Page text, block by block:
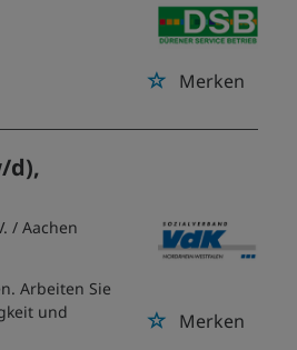
Merken
d),
Merken
/ Aachen
Arbeiten Sie
und